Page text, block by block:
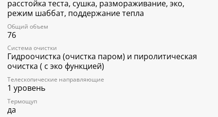
расстойка теста, сушка, размораживание, эко,
режим шаббат, поддержание тепла
Общий объем
76
Система очистки
Гидроочистка (очистка паром) и пиролитическая
очистка ( с эко функцией)
Телескопические направляющие
1 уровень
Термощуп
да